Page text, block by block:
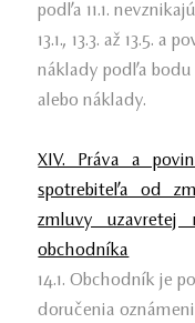
podľa 11.1.
13.1., 13.3. až 13.5.
náklady podľa bodu
alebo náklady.
XIV. Práva a
spotrebiteľa od
zmluvy uzavretej
obchodníka
14.1. Obchodník je
doručenia